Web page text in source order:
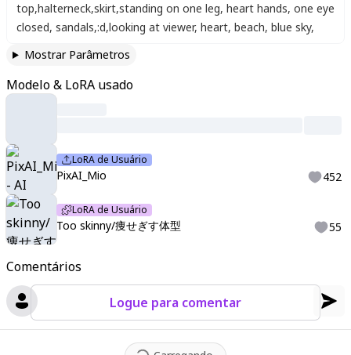
Comentários
Logue para comentar
top,halterneck,skirt,standing on one leg, heart hands, one eye
closed, sandals,:d,looking at viewer, heart, beach, blue sky,
Mostrar Parâmetros
Modelo & LoRA usado
LoRA de Usuário
PixAI_Mio 452
LoRA de Usuário
Too skinny/痩せぎす体型 55